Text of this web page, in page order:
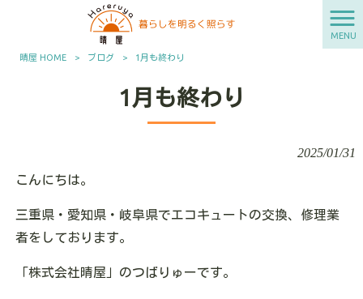
MENU
晴屋 HOME > ブログ > 1月も終わり
1月も終わり
2025/01/31
こんにちは。
三重県・愛知県・岐阜県でエコキュートの交換、修理業
者をしております。
「株式会社晴屋」のつばりゅーです。